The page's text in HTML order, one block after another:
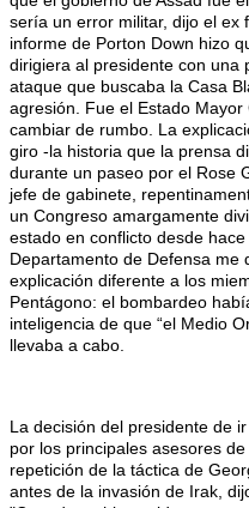
sería un error militar, dijo el ex
informe de Porton Down hizo
dirigiera al presidente con una
ataque que buscaba la Casa
agresión. Fue el Estado
cambiar de rumbo. La
giro -la historia que la prensa
durante un paseo por el Rose
jefe de gabinete,
un Congreso amargamente
estado en conflicto desde
Departamento de Defensa me
explicación diferente a los
Pentágono: el bombardeo
inteligencia de que “el Medio
llevaba a cabo.
La decisión del presidente de
por los principales asesores
repetición de la táctica de
antes de la invasión de Irak,